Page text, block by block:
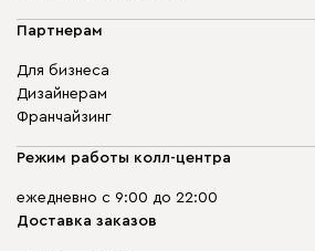
Партнерам
Для бизнеса
Дизайнерам
Франчайзинг
Режим работы колл-центра
ежедневно с 9:00 до 22:00
Доставка заказов